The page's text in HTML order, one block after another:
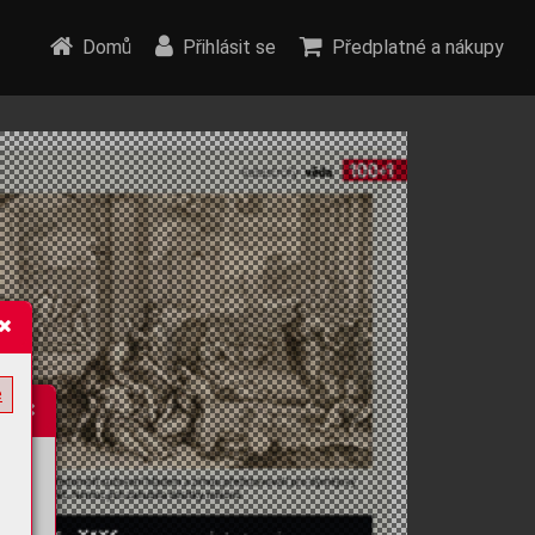
Domů Přihlásit se Předplatné a nákupy